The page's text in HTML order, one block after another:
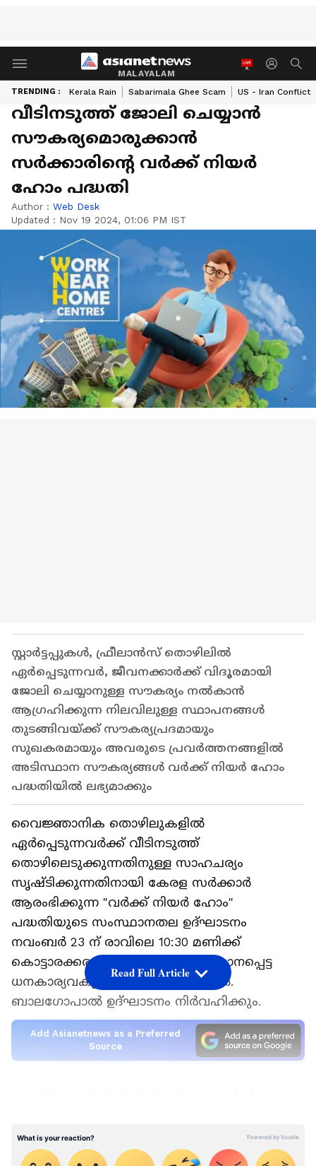
MALAYALAM
TRENDING : Kerala Rain Sabarimala Ghee Scam US - Iran Conflict
വീടിനടുത്ത് ജോലി ചെയ്യാൻ
സൗകര്യമൊരുക്കാൻ
സർക്കാരിന്റെ വർക്ക് നിയർ
ഹോം പദ്ധതി
Author : Web Desk
Updated : Nov 19 2024, 01:06 PM IST
സ്റ്റാര്‍ട്ടപ്പുകള്‍, ഫ്രീലാന്‍സ്‌ തൊഴിലില്‍
ഏര്‍പ്പെടുന്നവര്‍, ജീവനക്കാര്‍ക്ക്‌ വിദൂരമായി
ജോലി ചെയ്യാനുള്ള സൗകര്യം നല്‍കാന്‍
ആഗ്രഹിക്കുന്ന നിലവിലുള്ള സ്ഥാപനങ്ങള്‍
തുടങ്ങിവയ്ക്ക്‌ സൗകര്യപ്രദമായും
സുഖകരമായും അവരുടെ പ്രവര്‍ത്തനങ്ങളില്‍
അടിസ്ഥാന സൗകര്യങ്ങള്‍ വര്‍ക്ക്‌ നിയര്‍ ഹോം
പദ്ധതിയില്‍ ലഭ്യമാക്കും
വൈജ്ഞാനിക തൊഴിലുകളില്‍
ഏര്‍പ്പെടുന്നവര്‍ക്ക്‌ വീടിനടുത്ത്‌
തൊഴിലെടുക്കുന്നതിനുള്ള സാഹചര്യം
സൃഷ്ടിക്കുന്നതിനായി കേരള സര്‍ക്കാര്‍
ആരംഭിക്കുന്ന "വര്‍ക്ക്‌ നിയര്‍ ഹോം"
പദ്ധതിയുടെ സംസ്ഥാനതല ഉദ്ഘാടനം
നവംബര്‍ 23 ന്‌ രാവിലെ 10:30 മണിക്ക്‌
കൊട്ടാരക്കരയില്‍ നടക്കും. ബഹുമാനപ്പെട്ട
ധനകാര്യവകുപ്പ്‌ മന്ത്രി ശ്രീ. കെ.എന്‍.
ബാലഗോപാല്‍ ഉദ്ഘാടനം നിര്‍വഹിക്കും.
Add Asianetnews as a Preferred
Source
ജീവനക്കാര്‍ക്കും ജോലി ചെയ്യുന്നതിനാണ്‌
വര്‍ക്ക്‌ നിയര്‍ ഹോം പദ്ധതിക്ക്‌ സര്‍ക്കാര്‍ രൂപം
Read Full Article